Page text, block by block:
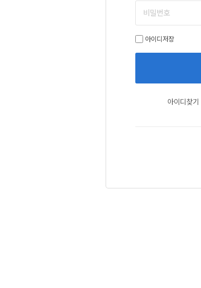
아이디저장
아이디찾기